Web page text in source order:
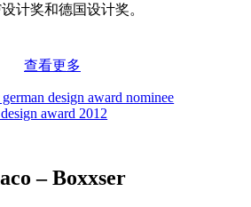
计奖和德国设计奖。
查看更多
– Boxxser